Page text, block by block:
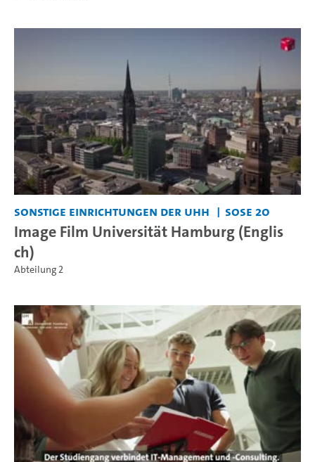
Sonstige Einrichtungen der UHH SoSe 20
Image Film Universität Hamburg (Englis
ch)
Abteilung 2